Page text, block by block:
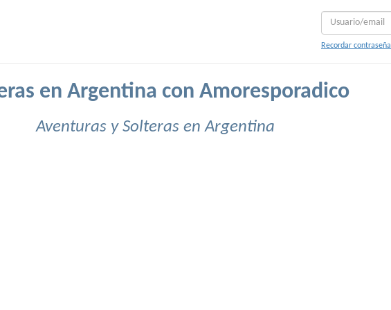
Recordar contraseña
en Argentina con Amoresporadico
Aventuras y Solteras en Argentina